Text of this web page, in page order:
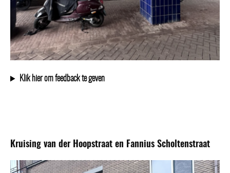
Klik hier om feedback te geven
Kruising van der Hoopstraat en Fannius Scholtenstraat